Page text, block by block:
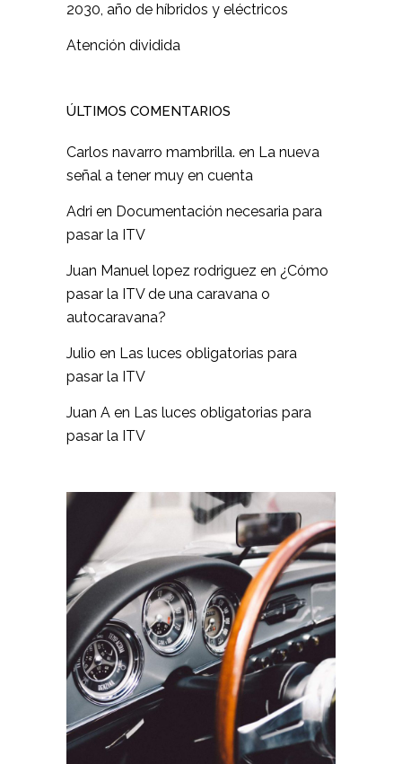
2030, año de híbridos y eléctricos
Atención dividida
ÚLTIMOS COMENTARIOS
Carlos navarro mambrilla. en La nueva
señal a tener muy en cuenta
Adri en Documentación necesaria para
pasar la ITV
Juan Manuel lopez rodriguez en ¿Cómo
pasar la ITV de una caravana o
autocaravana?
Julio en Las luces obligatorias para
pasar la ITV
Juan A en Las luces obligatorias para
pasar la ITV